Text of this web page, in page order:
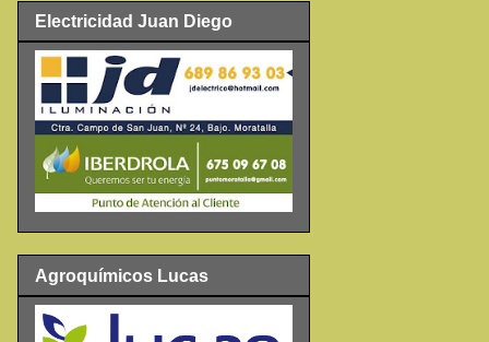
Electricidad Juan Diego
Agroquímicos Lucas